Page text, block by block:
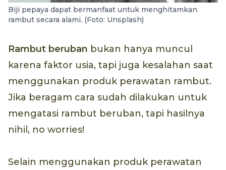
Biji pepaya dapat bermanfaat untuk menghitamkan
rambut secara alami. (Foto: Unsplash)
Rambut beruban bukan hanya muncul
karena faktor usia, tapi juga kesalahan saat
menggunakan produk perawatan rambut.
Jika beragam cara sudah dilakukan untuk
mengatasi rambut beruban, tapi hasilnya
nihil, no worries!
Selain menggunakan produk perawatan